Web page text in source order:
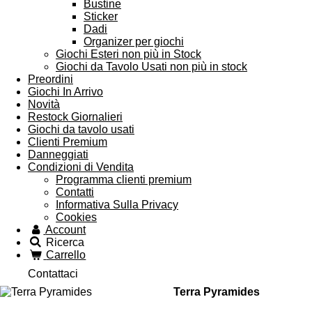
Bustine
Sticker
Dadi
Organizer per giochi
Giochi Esteri non più in Stock
Giochi da Tavolo Usati non più in stock
Preordini
Giochi In Arrivo
Novità
Restock Giornalieri
Giochi da tavolo usati
Clienti Premium
Danneggiati
Condizioni di Vendita
Programma clienti premium
Contatti
Informativa Sulla Privacy
Cookies
Account
Ricerca
Carrello
Contattaci
Terra Pyramides